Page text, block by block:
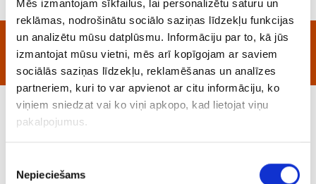
Mēs izmantojam sīkfailus, lai personalizētu saturu un
reklāmas, nodrošinātu sociālo saziņas līdzekļu funkcijas
un analizētu mūsu datplūsmu. Informāciju par to, kā jūs
izmantojat mūsu vietni, mēs arī kopīgojam ar saviem
sociālās saziņas līdzekļu, reklamēšanas un analīzes
partneriem, kuri to var apvienot ar citu informāciju, ko
viņiem sniedzat vai ko viņi apkopo, kad lietojat viņu
pakalpojumus.
izvēle
Nepieciešams
Marsruudil olevad objektid
Ludza keskaegse linnuse varemed